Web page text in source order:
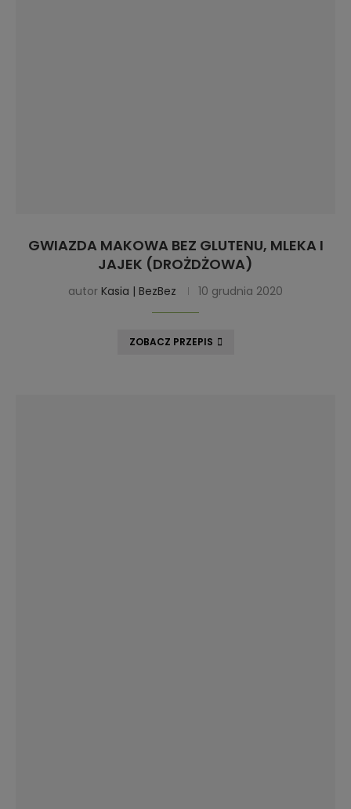
GWIAZDA MAKOWA BEZ GLUTENU, MLEKA I
JAJEK (DROŻDŻOWA)
autor Kasia | BezBez 10 grudnia 2020
ZOBACZ PRZEPIS